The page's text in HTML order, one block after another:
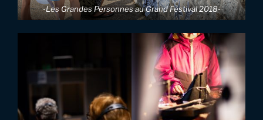
-Les Grandes Personnes au Grand Festival 2018-